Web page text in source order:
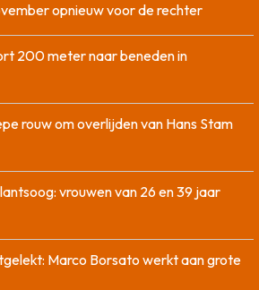
opnieuw voor de rechter
200 meter naar beneden in
rouw om overlijden van Hans Stam
vrouwen van 26 en 39 jaar
Marco Borsato werkt aan grote